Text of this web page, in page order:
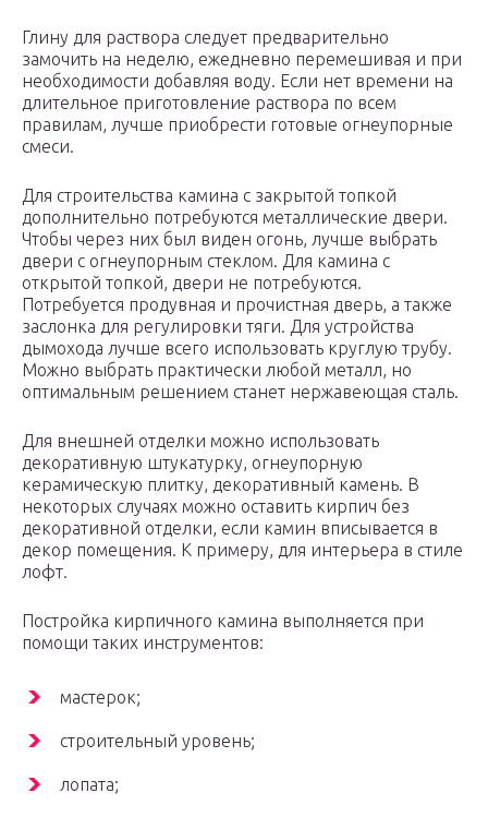
Глину для раствора следует предварительно
замочить на неделю, ежедневно перемешивая и при
необходимости добавляя воду. Если нет времени на
длительное приготовление раствора по всем
правилам, лучше приобрести готовые огнеупорные
смеси.
Для строительства камина с закрытой топкой
дополнительно потребуются металлические двери.
Чтобы через них был виден огонь, лучше выбрать
двери с огнеупорным стеклом. Для камина с
открытой топкой, двери не потребуются.
Потребуется продувная и прочистная дверь, а также
заслонка для регулировки тяги. Для устройства
дымохода лучше всего использовать круглую трубу.
Можно выбрать практически любой металл, но
оптимальным решением станет нержавеющая сталь.
Для внешней отделки можно использовать
декоративную штукатурку, огнеупорную
керамическую плитку, декоративный камень. В
некоторых случаях можно оставить кирпич без
декоративной отделки, если камин вписывается в
декор помещения. К примеру, для интерьера в стиле
лофт.
Постройка кирпичного камина выполняется при
помощи таких инструментов:
мастерок;
строительный уровень;
лопата;